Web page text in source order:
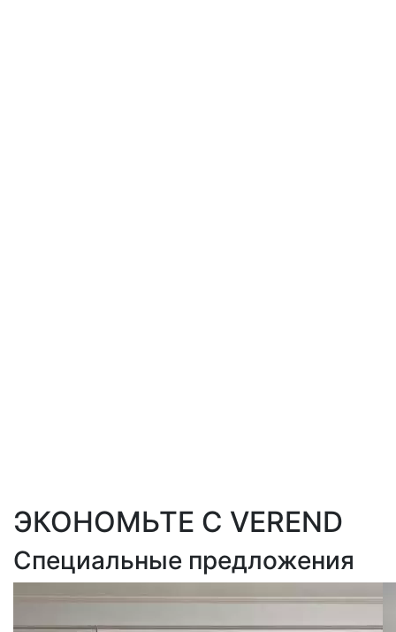
ЭКОНОМЬТЕ С VEREND
Специальные предложения